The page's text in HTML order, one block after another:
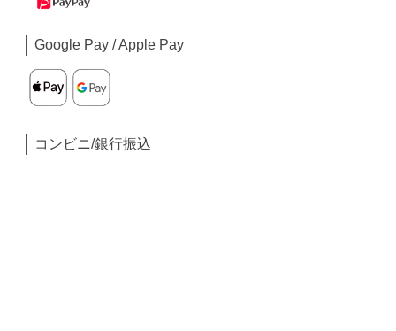
Google Pay / Apple Pay
コンビニ/銀行振込